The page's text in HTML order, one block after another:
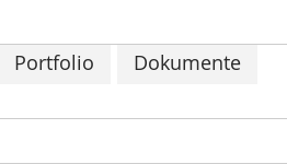
Portfolio Dokumente